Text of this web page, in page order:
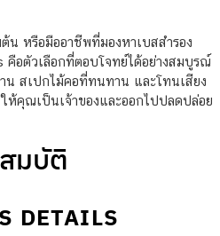
น หรือมืออาชีพที่มองหาเบสสำรอง
คือตัวเลือกที่ตอบโจทย์ได้อย่างสมบูรณ์
น สเปกไม้คอที่ทนทาน และโทนเสียง
คุณเป็นเจ้าของและออกไปปลดปล่อย
มบัติ
DETAILS